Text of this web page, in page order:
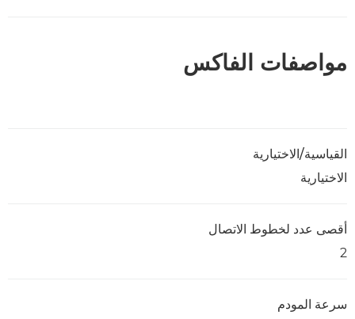
مواصفات الفاكس
القياسية/الاختيارية
الاختيارية
أقصى عدد لخطوط الاتصال
2
سرعة المودم